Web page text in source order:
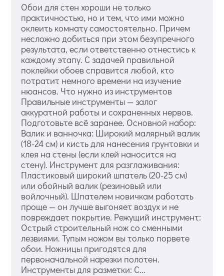
Обои для стен хороши не только
практичностью, но и тем, что ими можно
оклеить комнату самостоятельно. Причем
несложно добиться при этом безупречного
результата, если ответственно отнестись к
каждому этапу. С задачей правильной
поклейки обоев справится любой, кто
потратит немного времени на изучение
нюансов. Что нужно из инструментов
Правильные инструменты — залог
аккуратной работы и сохраненных нервов.
Подготовьте всё заранее. Основной набор:
Валик и ванночка: Широкий малярный валик
(18-24 см) и кисть для нанесения грунтовки и
клея на стены (если клей наносится на
стену). Инструмент для разглаживания:
Пластиковый широкий шпатель (20-25 см)
или обойный валик (резиновый или
войлочный). Шпателем новичкам работать
проще — он лучше выгоняет воздух и не
повреждает покрытие. Режущий инструмент:
Острый строительный нож со сменными
лезвиями. Тупым ножом вы только порвете
обои. Ножницы пригодятся для
первоначальной нарезки полотен.
Инструменты для разметки: С...